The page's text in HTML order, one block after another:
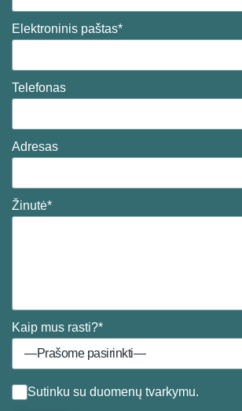
Elektroninis paštas*
Telefonas
Adresas
Žinutė*
Kaip mus rasti?*
Sutinku su duomenų tvarkymu.